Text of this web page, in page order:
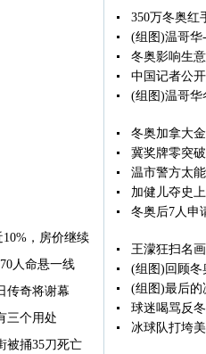
，房价继续
人命悬一线
传奇将谢幕
三个用处
被捅35刀死亡
350万冬奥红
(组图)温哥华
冬奥影响生
中国记者公
(组图)温哥华
冬奥加拿大
冀奖牌零突
温市警方太
加健儿夺史
冬奥后7人申
王濛狂扫名
(组图)回顾冬
(组图)最后的
球迷喝骂反
冰球队打垮